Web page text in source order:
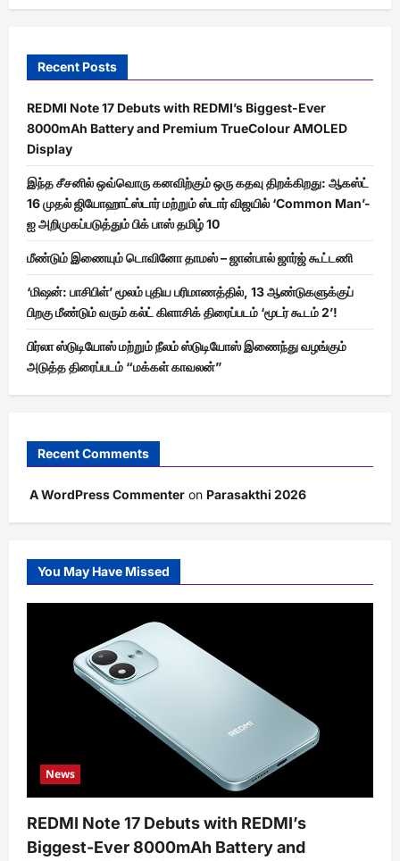
Recent Posts
REDMI Note 17 Debuts with REDMI’s Biggest-Ever
8000mAh Battery and Premium TrueColour AMOLED
Display
இந்த சீசனில் ஒவ்வொரு கனவிற்கும் ஒரு கதவு திறக்கிறது: ஆகஸ்ட்
16 முதல் ஜியோஹாட்ஸ்டார் மற்றும் ஸ்டார் விஜயில் ‘Common Man’-
ஐ அறிமுகப்படுத்தும் பிக் பாஸ் தமிழ் 10
மீண்டும் இணையும் டொவினோ தாமஸ் – ஜான்பால் ஜார்ஜ் கூட்டணி
‘மிஷன்: பாசிபிள்’ மூலம் புதிய பரிமாணத்தில், 13 ஆண்டுகளுக்குப்
பிறகு மீண்டும் வரும் கல்ட் கிளாசிக் திரைப்படம் ‘மூடர் கூடம் 2’!
பிர்லா ஸ்டுடியோஸ் மற்றும் நீலம் ஸ்டுடியோஸ் இணைந்து வழங்கும்
அடுத்த திரைப்படம் “மக்கள் காவலன்”
Recent Comments
A WordPress Commenter on Parasakthi 2026
You May Have Missed
News
REDMI Note 17 Debuts with REDMI’s
Biggest-Ever 8000mAh Battery and